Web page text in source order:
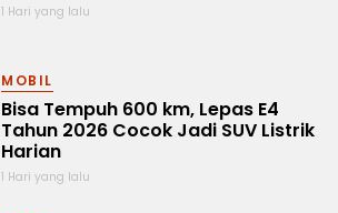
1 Hari yang lalu
MOBIL
Bisa Tempuh 600 km, Lepas E4
Tahun 2026 Cocok Jadi SUV Listrik
Harian
1 Hari yang lalu